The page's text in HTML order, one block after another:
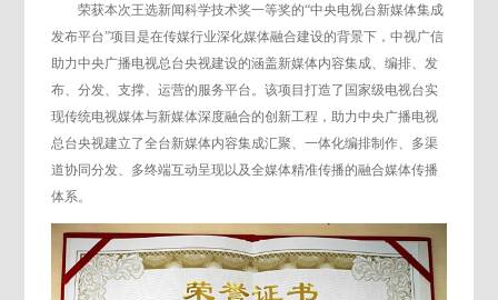
荣获本次王选新闻科学技术奖一等奖的“中央电视台新媒体集成
发布平台”项目是在传媒行业深化媒体融合建设的背景下，中视广信
助力中央广播电视总台央视建设的涵盖新媒体内容集成、编排、发
布、分发、支撑、运营的服务平台。该项目打造了国家级电视台实
现传统电视媒体与新媒体深度融合的创新工程，助力中央广播电视
总台央视建立了全台新媒体内容集成汇聚、一体化编排制作、多渠
道协同分发、多终端互动呈现以及全媒体精准传播的融合媒体传播
体系。